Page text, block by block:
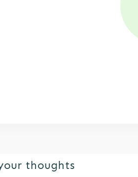
thoughts